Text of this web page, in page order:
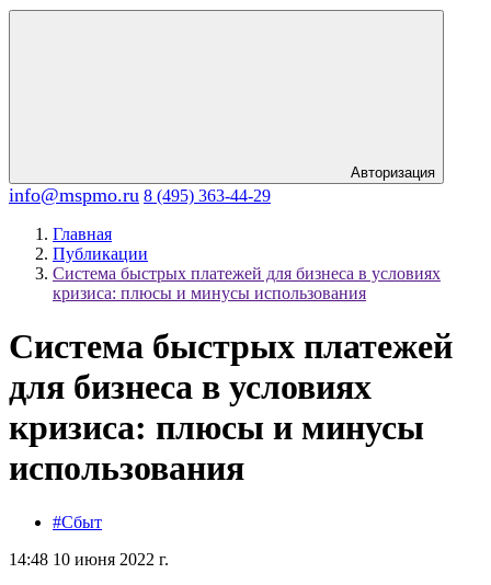
Авторизация
info@mspmo.ru 8 (495) 363-44-29
Главная
Публикации
Система быстрых платежей для бизнеса в условиях
кризиса: плюсы и минусы использования
Система быстрых платежей
для бизнеса в условиях
кризиса: плюсы и минусы
использования
#Сбыт
14:48 10 июня 2022 г.